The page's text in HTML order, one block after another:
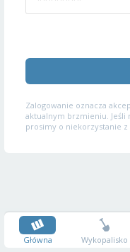
Zalogowanie oznacza
aktualnym brzmieniu. Jeśli
prosimy o niekorzystanie z
Główna Wykopalisko